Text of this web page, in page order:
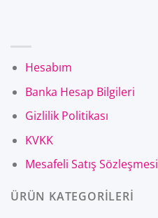
Hesabım
Banka Hesap Bilgileri
Gizlilik Politikası
KVKK
Mesafeli Satış Sözleşmesi
ÜRÜN KATEGORİLERİ